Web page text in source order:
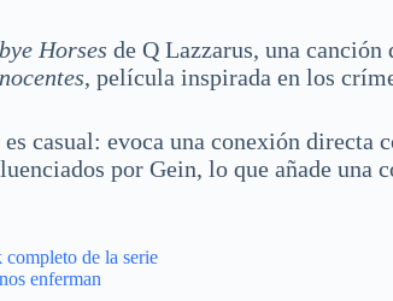
Horses de Q Lazzarus, una canción
, película inspirada en los
casual: evoca una conexión directa
por Gein, lo que añade una
de la serie
enferman